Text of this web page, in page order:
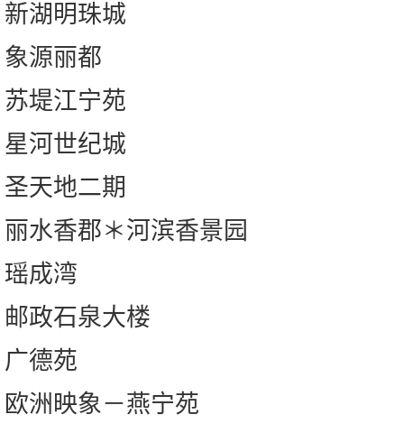
新湖明珠城
象源丽都
苏堤江宁苑
星河世纪城
圣天地二期
丽水香郡＊河滨香景园
瑶成湾
邮政石泉大楼
广德苑
欧洲映象－燕宁苑